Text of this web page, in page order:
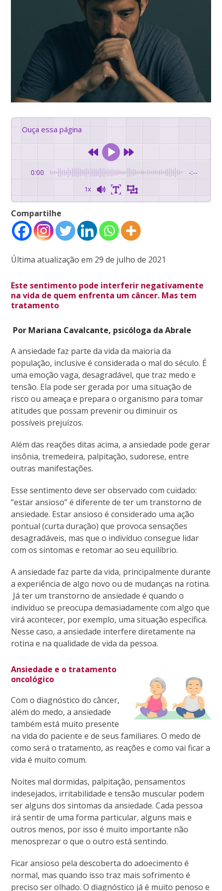
Ouça essa página
0:00 -:--
1x
Compartilhe
Última atualização em 29 de julho de 2021
Este sentimento pode interferir negativamente
na vida de quem enfrenta um câncer. Mas tem
tratamento
Por Mariana Cavalcante, psicóloga da Abrale
A ansiedade faz parte da vida da maioria da
população, inclusive é considerada o mal do século. É
uma emoção vaga, desagradável, que traz medo e
tensão. Ela pode ser gerada por uma situação de
risco ou ameaça e prepara o organismo para tomar
atitudes que possam prevenir ou diminuir os
possíveis prejuízos.
Além das reações ditas acima, a ansiedade pode gerar
insônia, tremedeira, palpitação, sudorese, entre
outras manifestações.
Esse sentimento deve ser observado com cuidado:
“estar ansioso” é diferente de ter um transtorno de
ansiedade. Estar ansioso é considerado uma ação
pontual (curta duração) que provoca sensações
desagradáveis, mas que o indivíduo consegue lidar
com os sintomas e retomar ao seu equilíbrio.
A ansiedade faz parte da vida, principalmente durante
a experiência de algo novo ou de mudanças na rotina.
Já ter um transtorno de ansiedade é quando o
indivíduo se preocupa demasiadamente com algo que
virá acontecer, por exemplo, uma situação específica.
Nesse caso, a ansiedade interfere diretamente na
rotina e na qualidade de vida da pessoa.
Ansiedade e o tratamento
oncológico
Com o diagnóstico do câncer,
além do medo, a ansiedade
também está muito presente
na vida do paciente e de seus familiares. O medo de
como será o tratamento, as reações e como vai ficar a
vida é muito comum.
Noites mal dormidas, palpitação, pensamentos
indesejados, irritabilidade e tensão muscular podem
ser alguns dos sintomas da ansiedade. Cada pessoa
irá sentir de uma forma particular, alguns mais e
outros menos, por isso é muito importante não
menosprezar o que o outro está sentindo.
Ficar ansioso pela descoberta do adoecimento é
normal, mas quando isso traz mais sofrimento é
preciso ser olhado. O diagnóstico já é muito penoso e